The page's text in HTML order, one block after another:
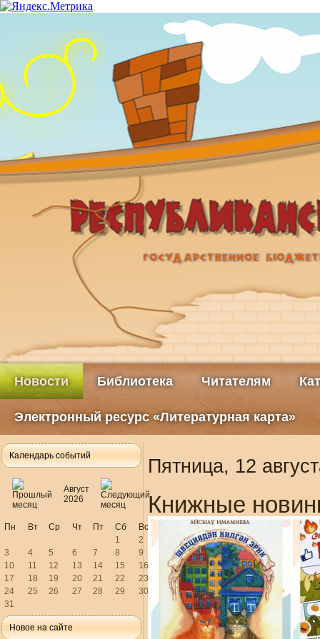
Новости Библиотека Читателям
Электронный ресурс «Литературная карта»
Календарь событий
Август
2026
Пн Вт Ср Чт Пт Сб
Вс
1
2
3
4 5 6 7 8
9
10
11 12 13 14 15
16
17
18 19 20 21 22
23
24
25 26 27 28 29
30
31
Новое на сайте
Пятница, 12
Книжные